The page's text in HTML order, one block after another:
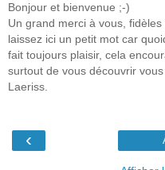
Bonjour et bienvenue ;-)
Un grand merci à vous,
laissez ici un petit mot car
fait toujours plaisir, cela
surtout de vous découvrir
Laeriss.
‹